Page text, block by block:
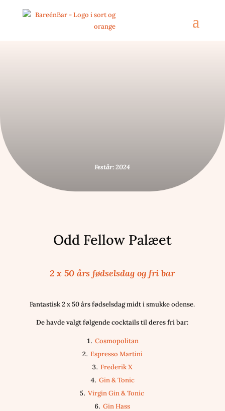
Festår: 2024
Odd Fellow Palæet
2 x 50 års fødselsdag og fri bar
Fantastisk 2 x 50 års fødselsdag midt i smukke odense.
De havde valgt følgende cocktails til deres fri bar:
Cosmopolitan
Espresso Martini
Frederik X
Gin & Tonic
Virgin Gin & Tonic
Gin Hass